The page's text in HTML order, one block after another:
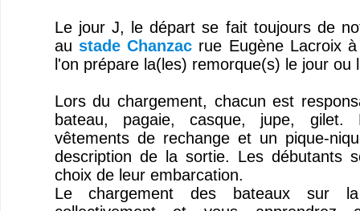
Le jour J, le départ se fait toujours de
au stade Chanzac rue Eugène Lacroix
l'on prépare la(les) remorque(s) le jour ou
Lors du chargement, chacun est
bateau, pagaie, casque, jupe,
vêtements de rechange et un pique-
description de la sortie. Les débutants
choix de leur embarcation.
Le chargement des bateaux sur